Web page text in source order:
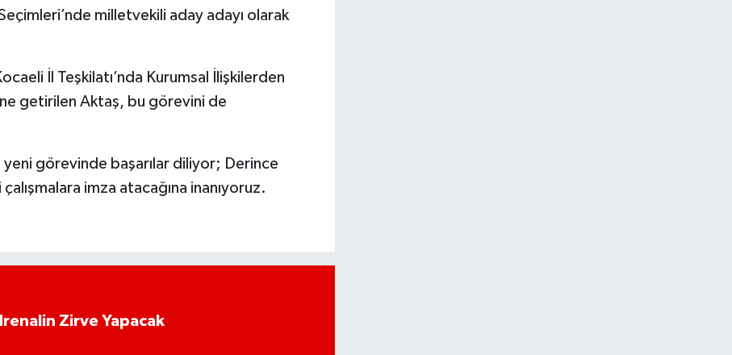
milletvekili aday adayı olarak
İl Teşkilatı’nda Kurumsal İlişkilerden
getirilen Aktaş, bu görevini de
yeni görevinde başarılar diliyor; Derince
imza atacağına inanıyoruz.
Zirve Yapacak